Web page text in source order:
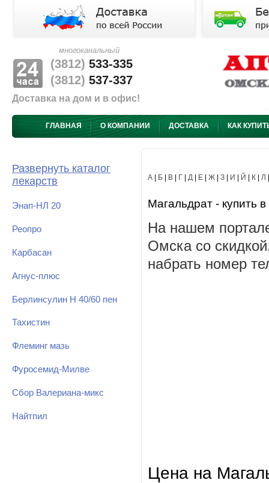
многоканальный
(3812) 533-335
(3812) 537-337
Доставка на дом и в офис!
ГЛАВНАЯ О КОМПАНИИ ДОСТАВКА КАК
Развернуть каталог
лекарств
Энап-НЛ 20
Реопро
Карбасан
Агнус-плюс
Берлинсулин Н 40/60 пен
Тахистин
Флеминг мазь
Фуросемид-Милве
Сбор Валериана-микс
Найтпил
А Б В Г Д Е Ж З И Й К Л
Магальдрат - купить
На нашем
Омска со
набрать номер
Цена на